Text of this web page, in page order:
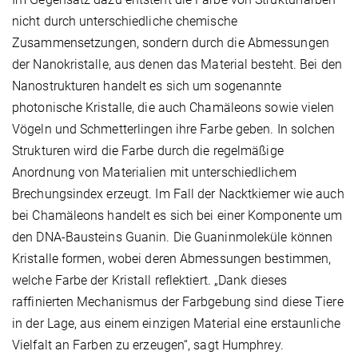
nicht durch unterschiedliche chemische
Zusammensetzungen, sondern durch die Abmessungen
der Nanokristalle, aus denen das Material besteht. Bei den
Nanostrukturen handelt es sich um sogenannte
photonische Kristalle, die auch Chamäleons sowie vielen
Vögeln und Schmetterlingen ihre Farbe geben. In solchen
Strukturen wird die Farbe durch die regelmäßige
Anordnung von Materialien mit unterschiedlichem
Brechungsindex erzeugt. Im Fall der Nacktkiemer wie auch
bei Chamäleons handelt es sich bei einer Komponente um
den DNA-Bausteins Guanin. Die Guaninmoleküle können
Kristalle formen, wobei deren Abmessungen bestimmen,
welche Farbe der Kristall reflektiert. „Dank dieses
raffinierten Mechanismus der Farbgebung sind diese Tiere
in der Lage, aus einem einzigen Material eine erstaunliche
Vielfalt an Farben zu erzeugen“, sagt Humphrey.